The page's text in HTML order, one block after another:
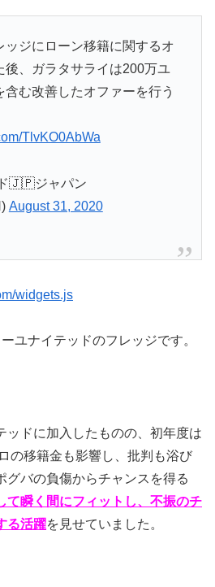
ッジにローン移籍に関するオ
後、ガラタサライは200万ユ
含む改善したオファーを行う
TlvKO0AbWa
🇯🇵ジャパン
August 31, 2020
widgets.js
ユナイテッドのフレッジです。
ッドに加入したものの、初年度は
の移籍金も影響し、批判も浴び
グバの負傷からチャンスを得る
て瞬く間にフィットし、不振のチ
る活躍を見せていました。